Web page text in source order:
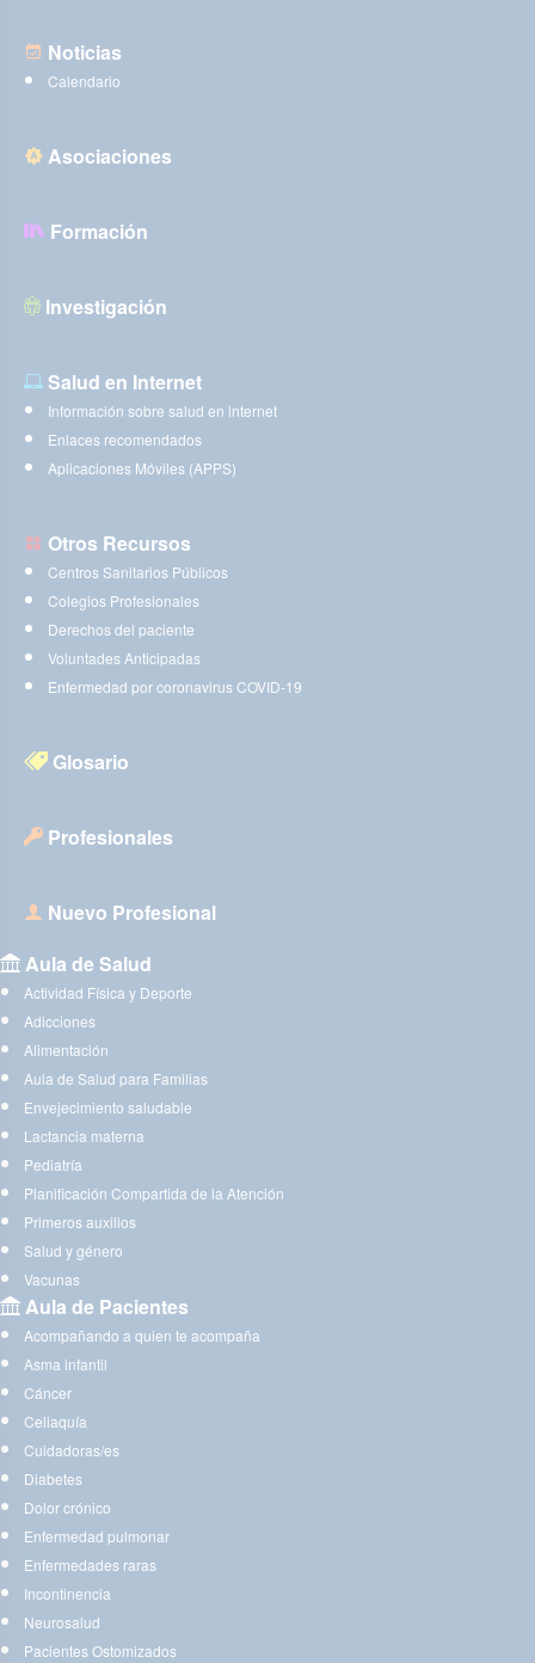
Noticias
Calendario
Asociaciones
Formación
Investigación
Salud en Internet
Información sobre salud en internet
Enlaces recomendados
Aplicaciones Móviles (APPS)
Otros Recursos
Centros Sanitarios Públicos
Colegios Profesionales
Derechos del paciente
Voluntades Anticipadas
Enfermedad por coronavirus COVID-19
Glosario
Profesionales
Nuevo Profesional
Aula de Salud
Actividad Física y Deporte
Adicciones
Alimentación
Aula de Salud para Familias
Envejecimiento saludable
Lactancia materna
Pediatría
Planificación Compartida de la Atención
Primeros auxilios
Salud y género
Vacunas
Aula de Pacientes
Acompañando a quien te acompaña
Asma infantil
Cáncer
Celiaquía
Cuidadoras/es
Diabetes
Dolor crónico
Enfermedad pulmonar
Enfermedades raras
Incontinencia
Neurosalud
Pacientes Ostomizados